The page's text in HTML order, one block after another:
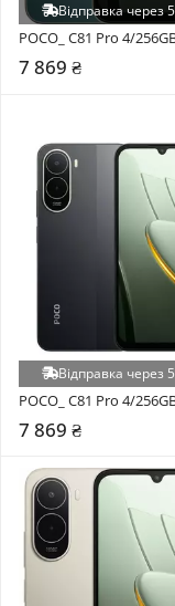
Відправка через
POCO_ C81 Pro 4/
7 869 ₴
Відправка через
POCO_ C81 Pro 4/
7 869 ₴